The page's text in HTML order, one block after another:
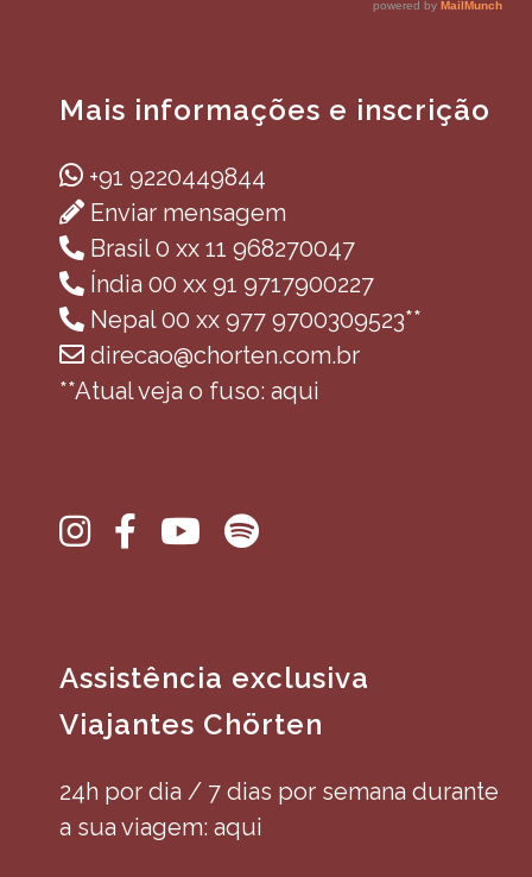
Mais informações e inscrição
+91 9220449844
Enviar mensagem
Brasil 0 xx 11 968270047
Índia 00 xx 91 9717900227
Nepal 00 xx 977 9700309523**
direcao@chorten.com.br
**Atual veja o fuso: aqui
Assistência exclusiva
Viajantes Chörten
24h por dia / 7 dias por semana durante
a sua viagem: aqui